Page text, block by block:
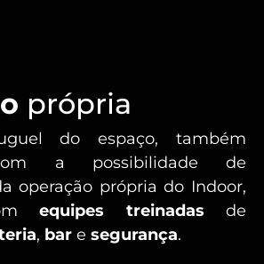
própria
do espaço, também
a possibilidade de
operação própria do Indoor,
equipes treinadas de
, bar e segurança.